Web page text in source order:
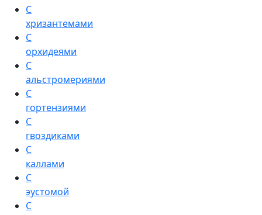
С
хризантемами
С
орхидеями
С
альстромериями
С
гортензиями
С
гвоздиками
С
каллами
С
эустомой
С